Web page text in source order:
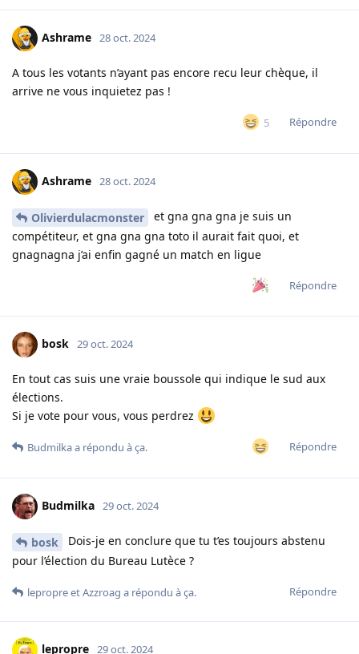
Ashrame 28 oct. 2024
A tous les votants n’ayant pas encore recu leur chèque, il
arrive ne vous inquietez pas !
5 Répondre
Ashrame 28 oct. 2024
Olivierdulacmonster
et gna gna gna je suis un
compétiteur, et gna gna gna toto il aurait fait quoi, et
gnagnagna j’ai enfin gagné un match en ligue
Répondre
bosk 29 oct. 2024
En tout cas suis une vraie boussole qui indique le sud aux
élections.
Si je vote pour vous, vous perdrez
Répondre
Budmilkaa répondu à ça.
Budmilka 29 oct. 2024
bosk
Dois-je en conclure que tu t’es toujours abstenu
pour l’élection du Bureau Lutèce ?
Répondre
lepropreetAzzroag a répondu à ça.
lepropre 29 oct. 2024